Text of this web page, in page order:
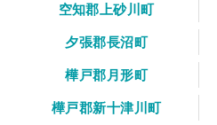
空知郡上砂川町
夕張郡長沼町
樺戸郡月形町
樺戸郡新十津川町